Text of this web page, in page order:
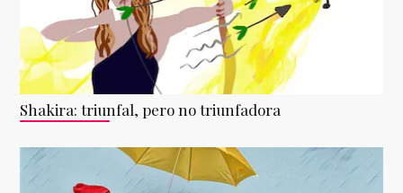
Shakira: triunfal, pero no triunfadora